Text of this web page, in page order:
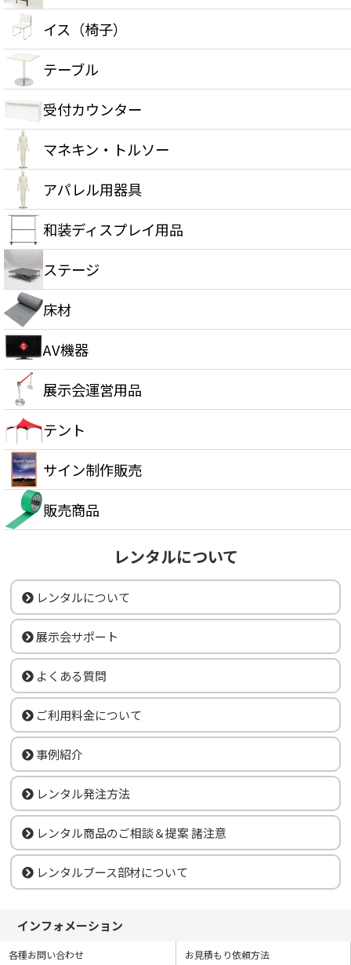
イス（椅子）
テーブル
受付カウンター
マネキン・トルソー
アパレル用器具
和装ディスプレイ用品
ステージ
床材
AV機器
展示会運営用品
テント
サイン制作販売
販売商品
レンタルについて
レンタルについて
展示会サポート
よくある質問
ご利用料金について
事例紹介
レンタル発注方法
レンタル商品のご相談＆提案 諸注意
レンタルブース部材について
インフォメーション
各種お問い合わせ お見積もり依頼方法